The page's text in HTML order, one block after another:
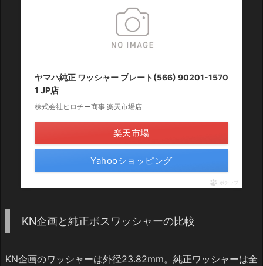
ヤマハ純正 ワッシャー プレート(566) 90201-1570
1 JP店
株式会社ヒロチー商事 楽天市場店
楽天市場
Yahooショッピング
ポチップ
KN企画と純正ボスワッシャーの比較
KN企画のワッシャーは外径23.82mm。純正ワッシャーは全